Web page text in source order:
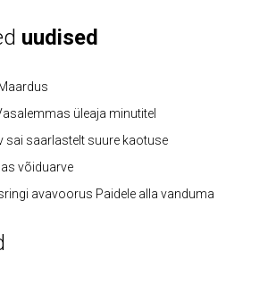
uudised
üleaja minutitel
sai saarlastelt suure kaotuse
võiduarve
avavoorus Paidele alla vanduma